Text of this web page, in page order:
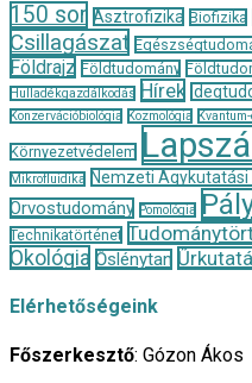
150 sor Asztrofizika Biofizika
Csillagászat
Földrajz Földtudomány
Hulladékgazdálkodás
Hírek
Konzervációbiológia Kozmológia
Környezetvédelem
Mikrofluidika
Nemzeti Agykutatási
Orvostudomány Pomológia
Technikatörténet
Ökológia Őslénytan
Elérhetőségeink
Főszerkesztő: Gózon Ákos